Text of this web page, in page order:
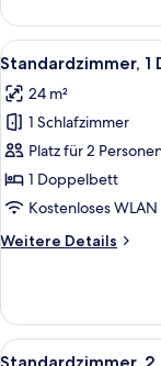
Zimmer,
2 Einzelbetten,
Nichtraucher
Alle
Fotos
für
Standardzimmer,
1
Doppelbett,
barrierefrei,
anzeigen
4
Standardzimmer,
24 m²
1 Schlafzimmer
Platz für 2
1 Doppelbett
Kostenloses WLAN
Weitere Details
Weitere
1
Doppelbett,
barrierefrei,
Alle5